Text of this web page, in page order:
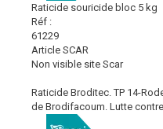
Raticide souricide bloc 5 kg
Réf :
61229
Article SCAR
Non visible site Scar
Raticide Broditec. TP 14-
de Brodifacoum. Lutte contre